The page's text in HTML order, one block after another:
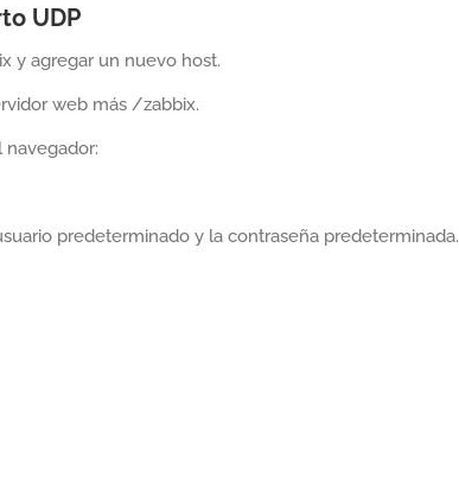
UDP
y agregar un nuevo host.
web más /zabbix.
predeterminado y la contraseña predeterminada.